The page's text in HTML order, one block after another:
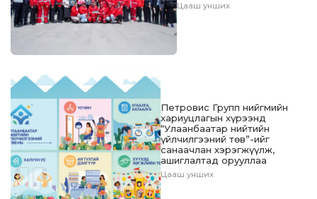
Цааш унших
Петровис Групп нийгмийн
хариуцлагын хүрээнд
“Улаанбаатар нийтийн
үйлчилгээний төв”-ийг
санаачлан хэрэгжүүлж,
ашиглалтад орууллаа
Цааш унших